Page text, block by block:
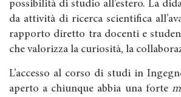
possibilità di studio all’estero. La
da attività di ricerca scientifica
rapporto diretto tra docenti e
che valorizza la curiosità, la
L’accesso al corso di studi in
aperto a chiunque abbia una forte